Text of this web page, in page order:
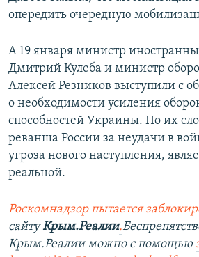
опередить очередную
А 19 января министр
Дмитрий Кулеба и министр
Алексей Резников выступили с
о необходимости усиления
способностей Украины. По их
реванша России за неудачи в
угроза нового наступления,
реальной.
Роскомнадзор пытается
сайтуКрым.Реалии.
Крым.Реалии можно с помощью